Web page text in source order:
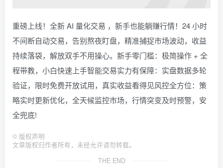
重磅上线！全新 AI 量化交易 ，新手也能躺赚行情！24 小时
不间断自动交易，告别熬夜盯盘，精准捕捉市场波动，收益
持续落袋，解放双手不用操心。新手零门槛：极简操作 + 全
程带教，小白快速上手智能交易实力有保障：实盘数据多轮
验证，限时免费开放试用，真实收益看得见风控全方位：策
略实时更新优化，全天候监控市场，行情突变及时预警，安
全兜底!
© 版权声明
文章版权归作者所有，未经允许请勿转载。
THE END